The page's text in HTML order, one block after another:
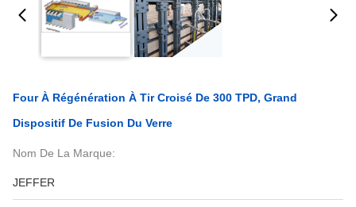
Four À Régénération À Tir Croisé De 300 TPD, Grand
Dispositif De Fusion Du Verre
Nom De La Marque:
JEFFER